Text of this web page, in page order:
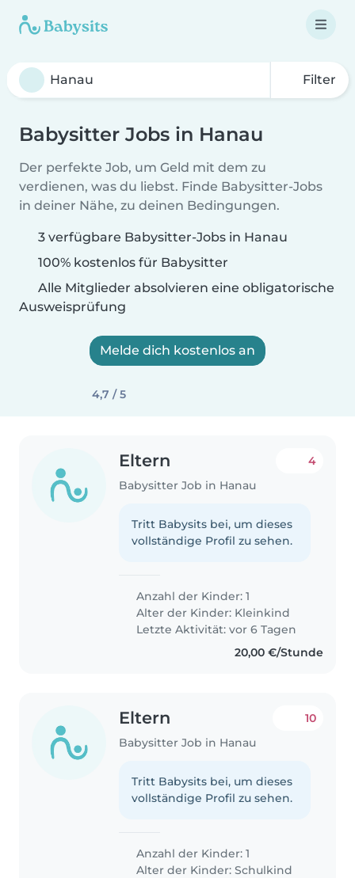
Filter
Babysitter Jobs in Hanau
Der perfekte Job, um Geld mit dem zu
verdienen, was du liebst. Finde Babysitter-Jobs
in deiner Nähe, zu deinen Bedingungen.
3 verfügbare Babysitter-Jobs in Hanau
100% kostenlos für Babysitter
Alle Mitglieder absolvieren eine obligatorische
Ausweisprüfung
Melde dich kostenlos an
4,7 / 5
Eltern
Babysitter Job in Hanau
4
Tritt Babysits bei, um dieses
vollständige Profil zu sehen.
Anzahl der Kinder: 1
Alter der Kinder: Kleinkind
Letzte Aktivität: vor 6 Tagen
20,00 €/Stunde
Eltern
Babysitter Job in Hanau
10
Tritt Babysits bei, um dieses
vollständige Profil zu sehen.
Anzahl der Kinder: 1
Alter der Kinder:Schulkind